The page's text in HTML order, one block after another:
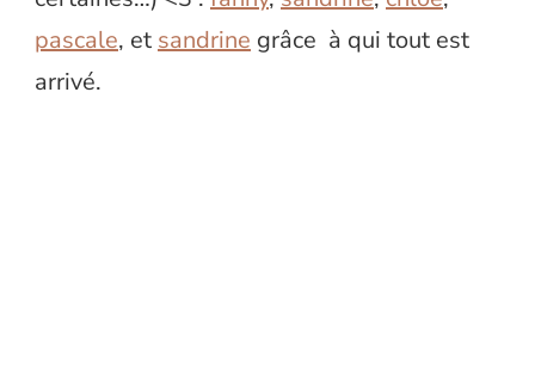
pascale, et sandrine grâce à qui tout est
arrivé.